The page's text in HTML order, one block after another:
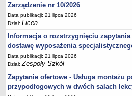
Zarządzenie nr 10/2026
Data publikacji: 21 lipca 2026
Dział:Licea
Informacja o rozstrzygnięciu
dostawę wyposażenia
Data publikacji: 21 lipca 2026
Dział:Zespoły Szkół
Zapytanie ofertowe - Usługa montażu
przypodłogowych w dwóch salach